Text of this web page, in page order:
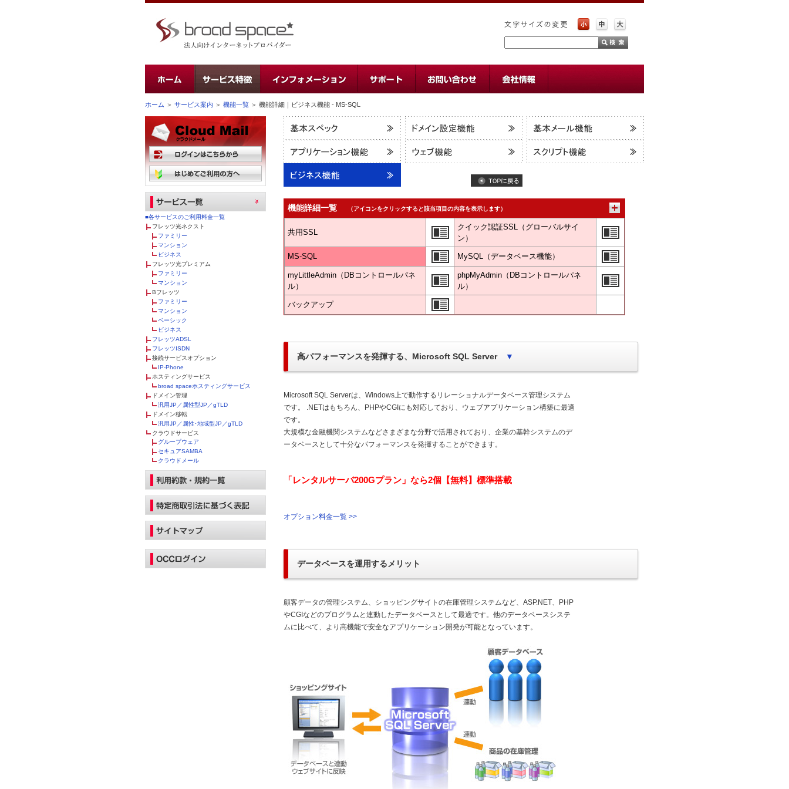
ホーム ＞ サービス案内 ＞ 機能一覧 ＞ 機能詳細｜ビジネス機能 - MS-SQL
■各サービスのご利用料金一覧
フレッツ光ネクスト
ファミリー
マンション
ビジネス
フレッツ光プレミアム
ファミリー
マンション
Bフレッツ
ファミリー
マンション
ベーシック
ビジネス
フレッツADSL
フレッツISDN
接続サービスオプション
IP-Phone
ホスティングサービス
broad spaceホスティングサービス
ドメイン管理
汎用JP／属性型JP／gTLD
ドメイン移転
汎用JP／属性･地域型JP／gTLD
クラウドサービス
グループウェア
セキュアSAMBA
クラウドメール
機能詳細一覧 （アイコンをクリックすると該当項目の内容を表示します）
共用SSL
クイック認証SSL（グローバルサイ
ン）
MS-SQL MySQL（データベース機能）
myLittleAdmin（DBコントロールパネ
ル）
phpMyAdmin（DBコントロールパネ
ル）
バックアップ
高パフォーマンスを発揮する、Microsoft SQL Server ▼
Microsoft SQL Serverは、Windows上で動作するリレーショナルデータベース管理システム
です。 .NETはもちろん、PHPやCGIにも対応しており、ウェブアプリケーション構築に最適
です。
大規模な金融機関システムなどさまざまな分野で活用されており、企業の基幹システムのデ
ータベースとして十分なパフォーマンスを発揮することができます。
「レンタルサーバ200Gプラン」なら2個【無料】標準搭載
オプション料金一覧 >>
データベースを運用するメリット
顧客データの管理システム、ショッピングサイトの在庫管理システムなど、ASP.NET、PHP
やCGIなどのプログラムと連動したデータベースとして最適です。他のデータベースシステ
ムに比べて、より高機能で安全なアプリケーション開発が可能となっています。